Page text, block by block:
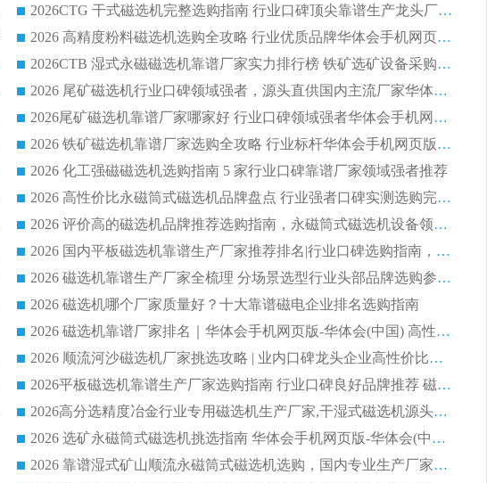
2026CTG 干式磁选机完整选购指南 行业口碑顶尖靠谱生产龙头厂家实力推荐
2026 高精度粉料磁选机选购全攻略 行业优质品牌华体会手机网页版-华体会(中国) 实力深度解析
2026CTB 湿式永磁磁选机靠谱厂家实力排行榜 铁矿选矿设备采购全流程选购指南
2026 尾矿磁选机行业口碑领域强者，源头直供国内主流厂家华体会手机网页版-华体会(中国) 一站式服务
2026尾矿磁选机靠谱厂家哪家好 行业口碑领域强者华体会手机网页版-华体会(中国) 推荐
2026 铁矿磁选机靠谱厂家选购全攻略 行业标杆华体会手机网页版-华体会(中国) 设备性价比出众
2026 化工强磁磁选机选购指南 5 家行业口碑靠谱厂家领域强者推荐
2026 高性价比永磁筒式磁选机品牌盘点 行业强者口碑实测选购完整指南
2026 评价高的磁选机品牌推荐选购指南，永磁筒式磁选机设备领域强者全景行业口碑解析
2026 国内平板磁选机靠谱生产厂家推荐排名|行业口碑选购指南，领域强者按需选设备
2026 磁选机靠谱生产厂家全梳理 分场景选型行业头部品牌选购参考攻略
2026 磁选机哪个厂家质量好？十大靠谱磁电企业排名选购指南
2026 磁选机靠谱厂家排名｜华体会手机网页版-华体会(中国) 高性价比磁选机磁电品牌
2026 顺流河沙磁选机厂家挑选攻略 | 业内口碑龙头企业高性价比品牌推荐
2026平板磁选机靠谱生产厂家选购指南 行业口碑良好品牌推荐 磁电领域实力强者
2026高分选精度冶金行业专用磁选机生产厂家,干湿式磁选机源头供应商推荐
2026 选矿永磁筒式磁选机挑选指南 华体会手机网页版-华体会(中国) 推荐品牌行业口碑佳实力突出
2026 靠谱湿式矿山顺流永磁筒式磁选机选购，国内专业生产厂家华体会手机网页版-华体会(中国) 综合实力出众